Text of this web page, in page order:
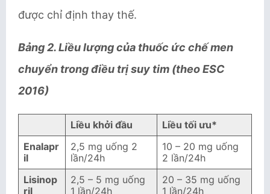
được chỉ định thay thế.
Bảng 2. Liều lượng của thuốc ức chế men
chuyển trong điều trị suy tim (theo ESC
2016)
Liều khởi đầu
Liều tối ưu*
Enalapr
il
2,5 mg uống 2
lần/24h
10 – 20 mg uống
2 lần/24h
Lisinop
ril
2,5 – 5 mg uống
1 lần/24h
20 – 35 mg uống
1 lần/24h